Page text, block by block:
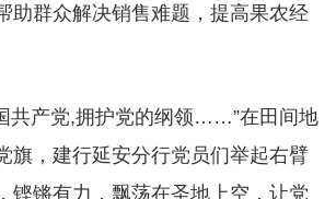
助群众解决销售难题，提高果农经
共产党,拥护党的纲领……”在田间地
旗，建行延安分行党员们举起右臂
铿锵有力，飘荡在圣地上空，让党